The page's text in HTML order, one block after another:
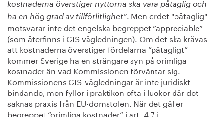
kostnaderna överstiger nyttorna ska vara påtaglig och
ha en hög grad av tillförlitlighet”. Men ordet "påtaglig"
motsvarar inte det engelska begreppet ”appreciable”
(som återfinns i CIS vägledningen). Om det ska krävas
att kostnaderna överstiger fördelarna ”påtagligt”
kommer Sverige ha en strängare syn på orimliga
kostnader än vad Kommissionen förväntar sig.
Kommissionens CIS-vägledningar är inte juridiskt
bindande, men fyller i praktiken ofta i luckor där det
saknas praxis från EU-domstolen. När det gäller
begreppet ”orimliga kostnader” i art. 4.7 i